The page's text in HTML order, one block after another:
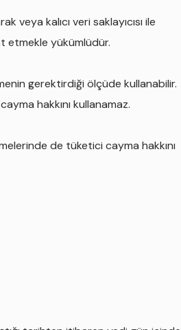
veya kalıcı veri saklayıcısı ile
etmekle yükümlüdür.
gerektirdiği ölçüde kullanabilir.
hakkını kullanamaz.
de tüketici cayma hakkını